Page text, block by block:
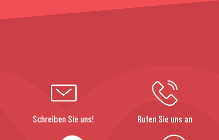
Schreiben Sie uns! Rufen Sie uns an